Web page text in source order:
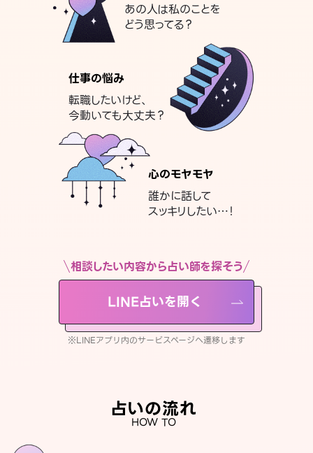
あの人は私のことを
どう思ってる？
仕事の悩み
転職したいけど、
今動いても大丈夫？
心のモヤモヤ
誰かに話して
スッキリしたい…！
相談したい内容から占い師を探そう
LINE占いを開く
※LINEアプリ内のサービスページへ遷移します
占いの流れ
HOW TO